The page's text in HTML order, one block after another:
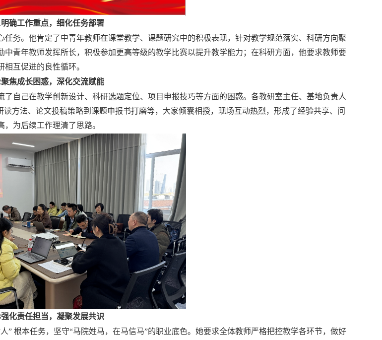
明确工作重点，细化任务部署
务。他肯定了中青年教师在课堂教学、课题研究中的积极表现，针对教学规范落实、科研方向聚
青年教师发挥所长，积极参加更高等级的教学比赛以提升教学能力；在科研方面，他要求教师要
互促进的良性循环。
聚焦成长困惑，深化交流赋能
自己在教学创新设计、科研选题定位、项目申报技巧等方面的困惑。各教研室主任、基地负责人
方法、论文投稿策略到课题申报书打磨等，大家倾囊相授，现场互动热烈，形成了经验共享、问
为后续工作理清了思路。
强化责任担当，凝聚发展共识
” 根本任务，坚守“马院姓马，在马信马”的职业底色。她要求全体教师严格把控教学各环节，做好